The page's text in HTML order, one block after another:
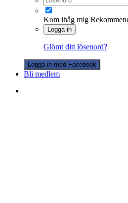
Kom ihåg mig
Logga in
Glömt ditt lösenord?
Logga in med Facebook
Bli medlem